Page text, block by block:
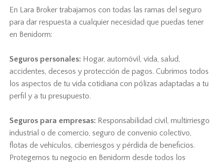
En Lara Broker trabajamos con todas las ramas del seguro
para dar respuesta a cualquier necesidad que puedas tener
en Benidorm:
Seguros personales: Hogar, automóvil, vida, salud,
accidentes, decesos y protección de pagos. Cubrimos todos
los aspectos de tu vida cotidiana con pólizas adaptadas a tu
perfil y a tu presupuesto.
Seguros para empresas: Responsabilidad civil, multirriesgo
industrial o de comercio, seguro de convenio colectivo,
flotas de vehículos, ciberriesgos y pérdida de beneficios.
Protegemos tu negocio en Benidorm desde todos los